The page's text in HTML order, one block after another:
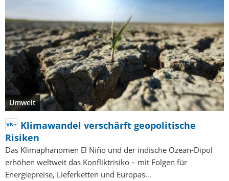
Umwelt
Klimawandel verschärft geopolitische
Risiken
Das Klimaphänomen El Niño und der indische Ozean-Dipol
erhöhen weltweit das Konfliktrisiko – mit Folgen für
Energiepreise, Lieferketten und Europas…